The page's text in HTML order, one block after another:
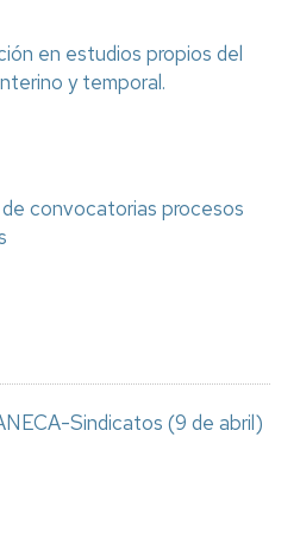
en estudios propios del
y temporal.
convocatorias procesos
Sindicatos (9 de abril)